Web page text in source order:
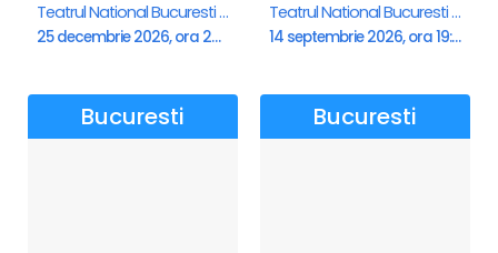
Teatrul National Bucuresti - Sala Ion Caramitru, Bucuresti
25 decembrie 2026, ora 20:00
Teatrul National Bucuresti - Sala Ion Caramitru, Bucuresti
14 septembrie 2026, ora 19:00
Bucuresti Bucuresti